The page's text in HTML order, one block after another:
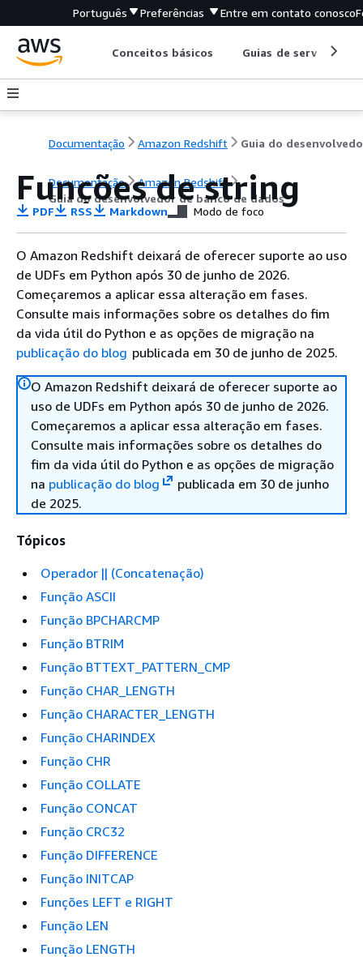
Português Preferências Entre em contato conosco
Conceitos básicos Guias de serviço
Documentação Amazon Redshift
Documentação
Amazon Redshift
Guia do desenvolvedor de banco de dados
Funções de string
PDF RSS Markdown Modo de foco
O Amazon Redshift deixará de oferecer suporte ao uso
de UDFs em Python após 30 de junho de 2026.
Começaremos a aplicar essa alteração em fases.
Consulte mais informações sobre os detalhes do fim
da vida útil do Python e as opções de migração na
publicação do blog publicada em 30 de junho de 2025.
O Amazon Redshift deixará de oferecer suporte ao
uso de UDFs em Python após 30 de junho de 2026.
Começaremos a aplicar essa alteração em fases.
Consulte mais informações sobre os detalhes do
fim da vida útil do Python e as opções de migração
na publicação do blog
publicada em 30 de junho
de 2025.
Tópicos
Operador || (Concatenação)
Função ASCII
Função BPCHARCMP
Função BTRIM
Função BTTEXT_PATTERN_CMP
Função CHAR_LENGTH
Função CHARACTER_LENGTH
Função CHARINDEX
Função CHR
Função COLLATE
Função CONCAT
Função CRC32
Função DIFFERENCE
Função INITCAP
Funções LEFT e RIGHT
Função LEN
Função LENGTH